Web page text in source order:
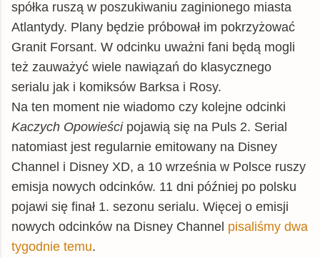
spółka ruszą w poszukiwaniu zaginionego miasta
Atlantydy. Plany będzie próbował im pokrzyżować
Granit Forsant. W odcinku uważni fani będą mogli
też zauważyć wiele nawiązań do klasycznego
serialu jak i komiksów Barksa i Rosy.
Na ten moment nie wiadomo czy kolejne odcinki
Kaczych Opowieści pojawią się na Puls 2. Serial
natomiast jest regularnie emitowany na Disney
Channel i Disney XD, a 10 września w Polsce ruszy
emisja nowych odcinków. 11 dni później po polsku
pojawi się finał 1. sezonu serialu. Więcej o emisji
nowych odcinków na Disney Channel pisaliśmy dwa
tygodnie temu.